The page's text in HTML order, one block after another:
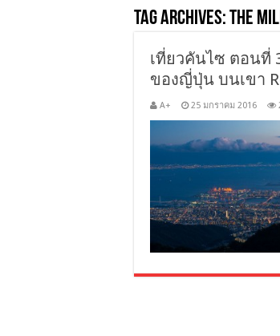
Tag Archives:The
เที่ยวคันไซ ตอนที่
ของญี่ปุ่น บนเขา
A+ 25 มกราคม 2016